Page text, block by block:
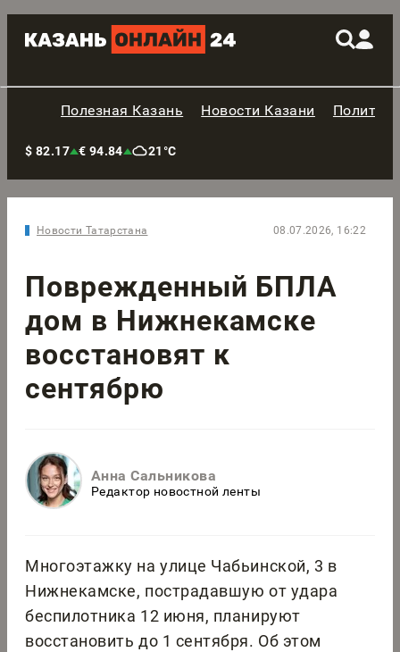
Полезная Казань Новости Казани
$ 82.17 € 94.84 21°C
Новости Татарстана 08.07.2026, 16:22
Поврежденный БПЛА
дом в Нижнекамске
восстановят к
сентябрю
Анна Сальникова
Редактор новостной ленты
Многоэтажку на улице Чабьинской, 3 в
Нижнекамске, пострадавшую от удара
беспилотника 12 июня, планируют
восстановить до 1 сентября. Об этом